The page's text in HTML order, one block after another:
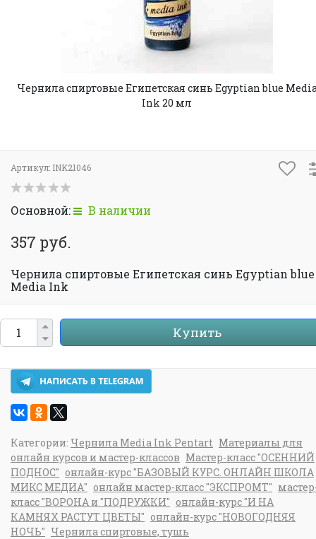
Чернила спиртовые Египетская синь Egyptian blue
Ink 20 мл
Артикул: INK21046
Основной: В наличии
357 руб.
Чернила спиртовые Египетская синь Egyptian blue
Media Ink
Купить
Категории: Чернила Media Ink Pentart Материалы для
онлайн курсов и мастер-классов Мастер-класс "ОСЕННИЙ
ПОДНОС" онлайн-курс "БАЗОВЫЙ КУРС. ОНЛАЙН ШКОЛА
МИКС МЕДИА" онлайн мастер-класс "ЭКСПРОМТ"
класс "ВОРОНА и "ПОДРУЖКИ" онлайн-курс "И НА
КАМНЯХ РАСТУТ ЦВЕТЫ" онлайн-курс "НОВОГОДНЯЯ
НОЧЬ" Чернила спиртовые, тушь